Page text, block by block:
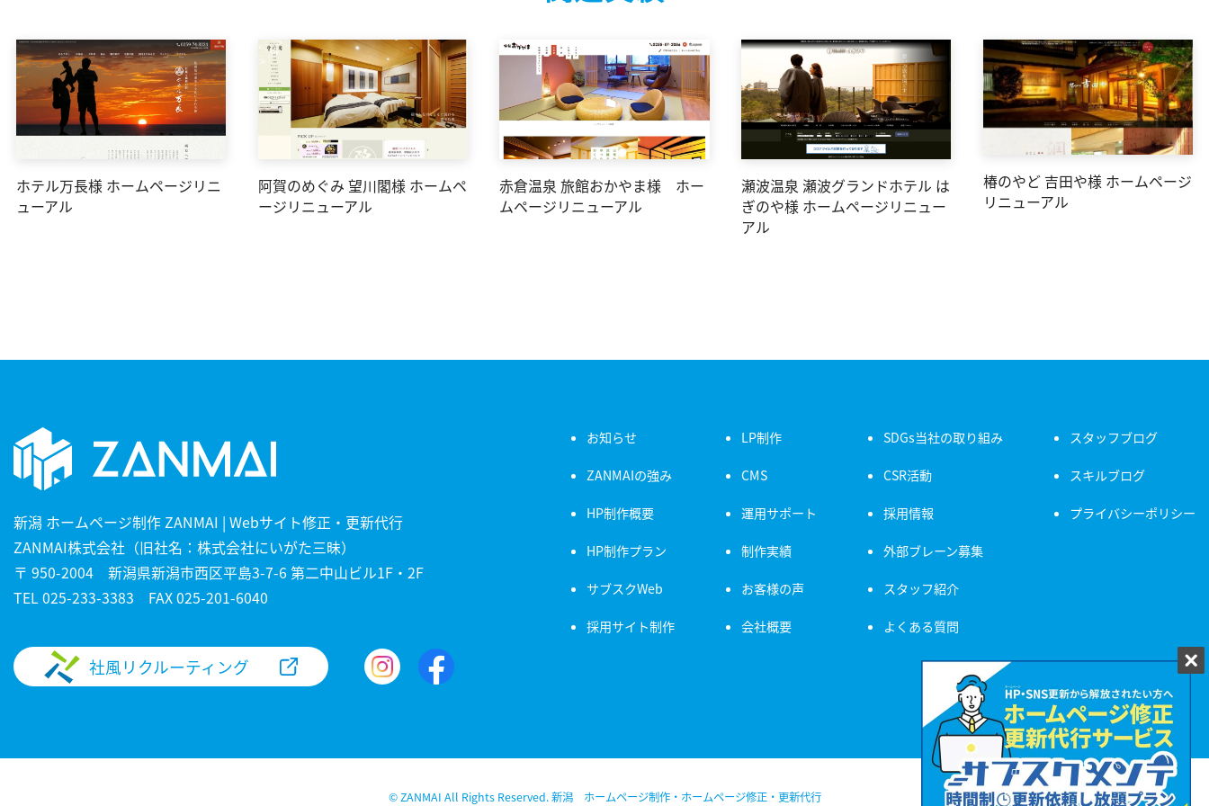
ホテル万長様 ホームページリニ
ューアル
阿賀のめぐみ 望川閣様 ホームペ
ージリニューアル
赤倉温泉 旅館おかやま様 ホー
ムページリニューアル
瀬波温泉 瀬波グランドホテル は
ぎのや様 ホームページリニュー
アル
椿のやど 吉田や様 ホームページ
リニューアル
新潟 ホームページ制作 ZANMAI | Webサイト修正・更新代行
ZANMAI株式会社（旧社名：株式会社にいがた三昧）
〒 950-2004 新潟県新潟市西区平島3-7-6 第二中山ビル1F・2F
TEL025-233-3383 FAX 025-201-6040
社風リクルーティング
お知らせ
ZANMAIの強み
HP制作概要
HP制作プラン
サブスクWeb
採用サイト制作
LP制作
CMS
運用サポート
制作実績
お客様の声
会社概要
SDGs当社の取り組み
CSR活動
採用情報
外部ブレーン募集
スタッフ紹介
よくある質問
スタッフブログ
スキルブログ
プライバシーポリシー
© ZANMAI All Rights Reserved. 新潟 ホームページ制作・ホームページ修正・更新代行